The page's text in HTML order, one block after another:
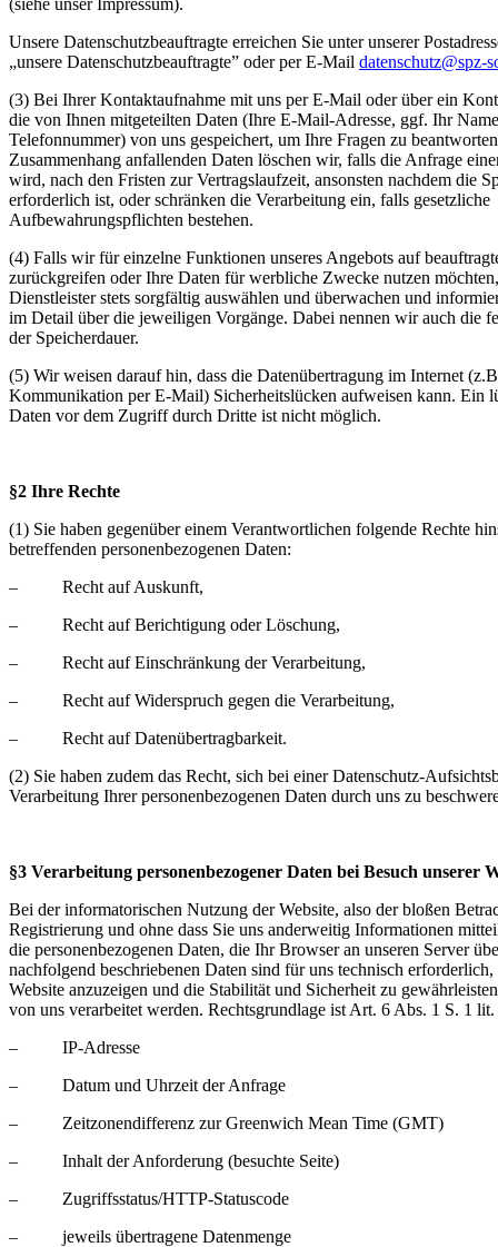
Unsere Datenschutzbeauftragte erreichen Sie unter unserer
„unsere Datenschutzbeauftragte” oder per E-Mail datenschutz@spz-
(3) Bei Ihrer Kontaktaufnahme mit uns per E-Mail oder über ein
die von Ihnen mitgeteilten Daten (Ihre E-Mail-Adresse, ggf. Ihr
Telefonnummer) von uns gespeichert, um Ihre Fragen zu
Zusammenhang anfallenden Daten löschen wir, falls die Anfrage
wird, nach den Fristen zur Vertragslaufzeit, ansonsten nachdem die
erforderlich ist, oder schränken die Verarbeitung ein, falls gesetzliche
Aufbewahrungspflichten bestehen.
(4) Falls wir für einzelne Funktionen unseres Angebots auf
zurückgreifen oder Ihre Daten für werbliche Zwecke nutzen
Dienstleister stets sorgfältig auswählen und überwachen und
im Detail über die jeweiligen Vorgänge. Dabei nennen wir auch die
der Speicherdauer.
(5) Wir weisen darauf hin, dass die Datenübertragung im Internet
Kommunikation per E-Mail) Sicherheitslücken aufweisen kann. Ein
Daten vor dem Zugriff durch Dritte ist nicht möglich.
§2 Ihre Rechte
(1) Sie haben gegenüber einem Verantwortlichen folgende Rechte
betreffenden personenbezogenen Daten:
– Recht auf Auskunft,
– Recht auf Berichtigung oder Löschung,
– Recht auf Einschränkung der Verarbeitung,
– Recht auf Widerspruch gegen die Verarbeitung,
– Recht auf Datenübertragbarkeit.
(2) Sie haben zudem das Recht, sich bei einer Datenschutz-
Verarbeitung Ihrer personenbezogenen Daten durch uns zu
§3 Verarbeitung personenbezogener Daten bei Besuch unserer
Bei der informatorischen Nutzung der Website, also der bloßen
Registrierung und ohne dass Sie uns anderweitig Informationen
die personenbezogenen Daten, die Ihr Browser an unseren Server
nachfolgend beschriebenen Daten sind für uns technisch
Website anzuzeigen und die Stabilität und Sicherheit zu
von uns verarbeitet werden. Rechtsgrundlage ist Art. 6 Abs. 1 S. 1
– IP-Adresse
– Datum und Uhrzeit der Anfrage
– Zeitzonendifferenz zur Greenwich Mean Time (GMT)
– Inhalt der Anforderung (besuchte Seite)
– Zugriffsstatus/HTTP-Statuscode
– jeweils übertragene Datenmenge